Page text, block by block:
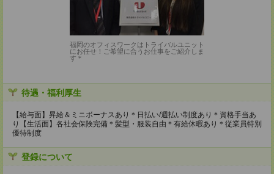
福岡のオフィスワークはトライバルユニット
にお任せ！ご希望に合うお仕事をご紹介しま
す＊
待遇・福利厚生
【給与面】昇給＆ミニボーナスあり＊日払い/週払い制度あり＊資格手当あ
り【生活面】各社会保険完備＊髪型・服装自由＊有給休暇あり＊従業員特別
優待制度
登録について